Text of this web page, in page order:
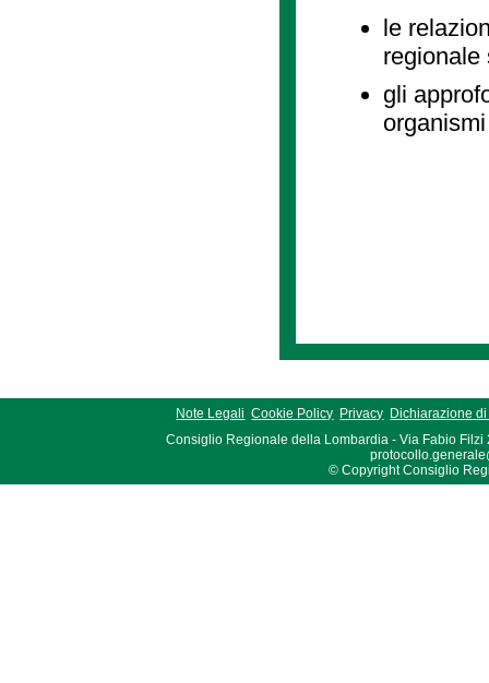
le
regionale
gli
Note Legali Cookie Policy Privacy Dichiarazione
Consiglio Regionale della Lombardia - Via Fabio Filzi
© Copyright Consiglio